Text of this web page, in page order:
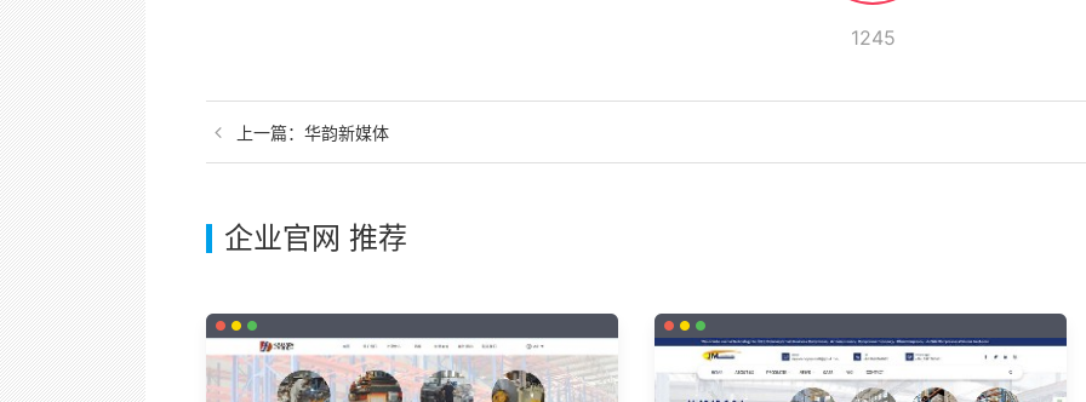
1245
上一篇： 华韵新媒体
企业官网 推荐